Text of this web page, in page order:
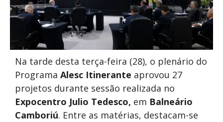
Na tarde desta terça-feira (28), o plenário do
Programa Alesc Itinerante aprovou 27
projetos durante sessão realizada no
Expocentro Julio Tedesco, em Balneário
Camboriú. Entre as matérias, destacam-se